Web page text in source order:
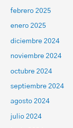
febrero 2025
enero 2025
diciembre 2024
noviembre 2024
octubre 2024
septiembre 2024
agosto 2024
julio 2024